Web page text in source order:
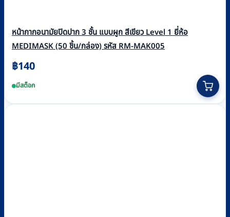
หน้ากากอนามัยปิดปาก 3 ชั้น แบบผูก สีเขียว Level 1 ยี่ห้อ
MEDIMASK (50 ชิ้น/กล่อง) รหัส RM-MAK005
฿140
มีสต็อก